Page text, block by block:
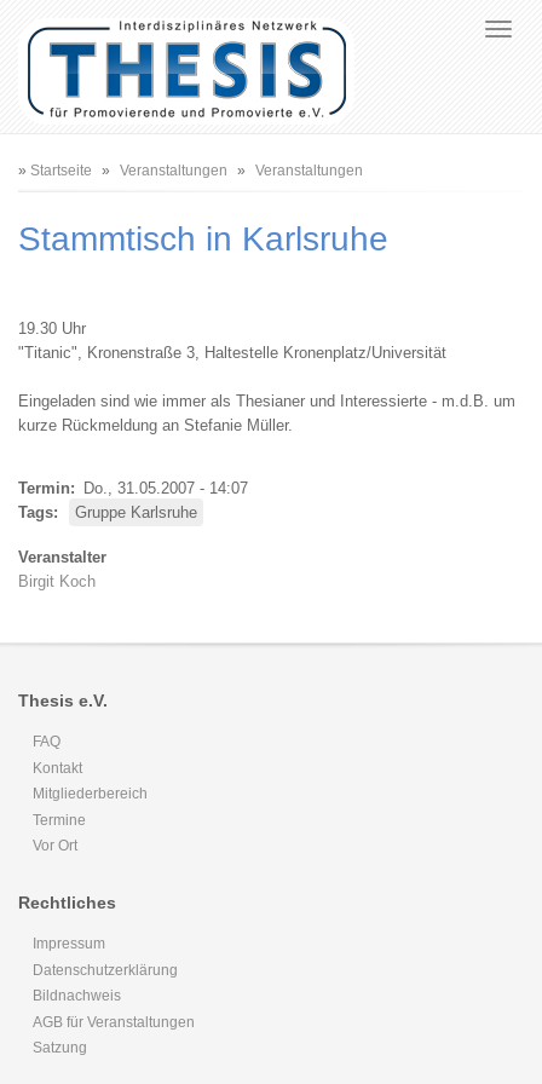
Pfadnavigation
Startseite Veranstaltungen Veranstaltungen
Stammtisch in Karlsruhe
19.30 Uhr
"Titanic", Kronenstraße 3, Haltestelle Kronenplatz/Universität
Eingeladen sind wie immer als Thesianer und Interessierte - m.d.B. um
kurze Rückmeldung an Stefanie Müller.
Termin
Do., 31.05.2007 - 14:07
Tags
Gruppe Karlsruhe
Veranstalter
Birgit Koch
Thesis e.V.
FAQ
Kontakt
Mitgliederbereich
Termine
Vor Ort
Rechtliches
Impressum
Datenschutzerklärung
Bildnachweis
AGB für Veranstaltungen
Satzung